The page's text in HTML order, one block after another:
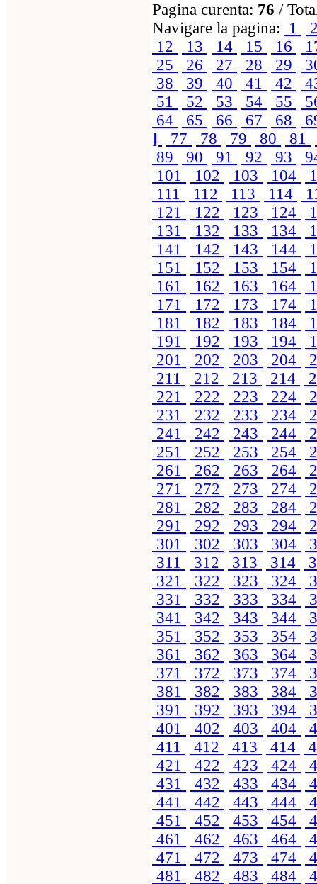
Pagina curenta: 76 /
Navigare la pagina: 1
12
13 14 15 16
25
26 27 28 29
38
39 40 41 42
51
52 53 54 55
64
65 66 67 68
]
77 78 79 80 81
89
90 91 92 93
101
102 103 104
111
112 113 114
121
122 123 124
131
132 133 134
141
142 143 144
151
152 153 154
161
162 163 164
171
172 173 174
181
182 183 184
191
192 193 194
201
202 203 204
211
212 213 214
221
222 223 224
231
232 233 234
241
242 243 244
251
252 253 254
261
262 263 264
271
272 273 274
281
282 283 284
291
292 293 294
301
302 303 304
311
312 313 314
321
322 323 324
331
332 333 334
341
342 343 344
351
352 353 354
361
362 363 364
371
372 373 374
381
382 383 384
391
392 393 394
401
402 403 404
411
412 413 414
421
422 423 424
431
432 433 434
441
442 443 444
451
452 453 454
461
462 463 464
471
472 473 474
481
482 483 484